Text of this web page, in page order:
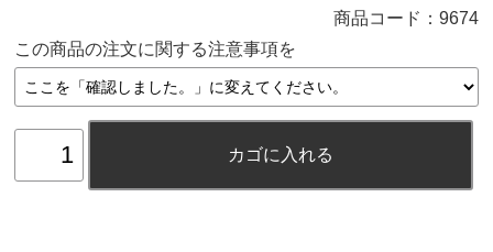
商品コード： 9674
この商品の注文に関する注意事項を